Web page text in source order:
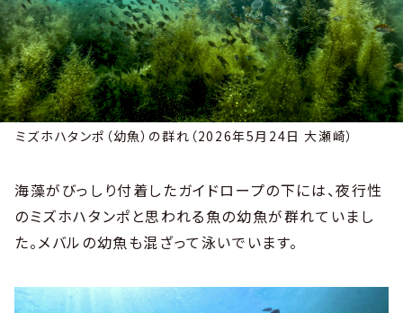
ミズホハタンポ（幼魚）の群れ（2026年5月24日 大瀬崎）
海藻がびっしり付着したガイドロープの下には、夜行性
のミズホハタンポと思われる魚の幼魚が群れていまし
た。メバルの幼魚も混ざって泳いでいます。